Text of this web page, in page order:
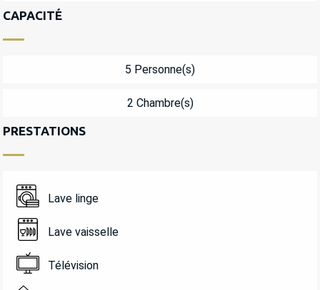
CAPACITÉ
5 Personne(s)
2 Chambre(s)
PRESTATIONS
Lave linge
Lave vaisselle
Télévision